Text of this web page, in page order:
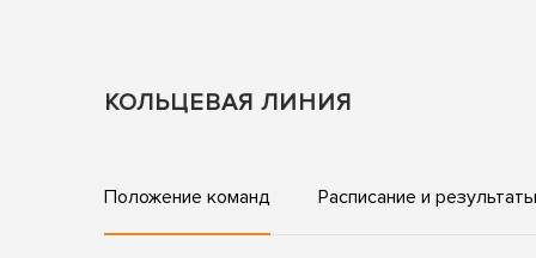
КОЛЬЦЕВАЯ ЛИНИЯ
Положение команд Расписание и результаты